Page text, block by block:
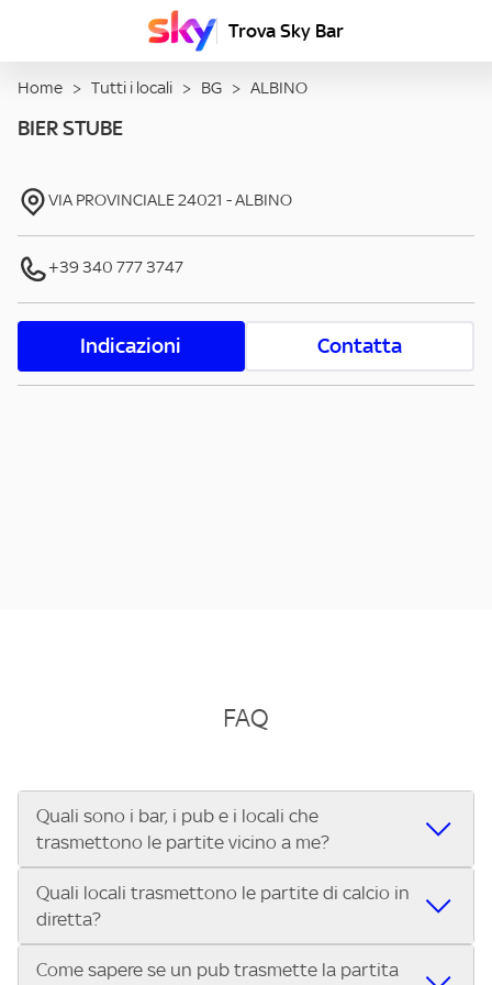
Trova Sky Bar
Home > Tutti i locali > BG > ALBINO
BIER STUBE
VIA PROVINCIALE24021 -ALBINO
+39 340 777 3747
Indicazioni Contatta
FAQ
Quali sono i bar, i pub e i locali che
trasmettono le partite vicino a me?
Se cerchi un bar, pub, ristorante o locale vicino a te per
vedere le partite di Serie A ENILIVE, la Serie C Sky Wifi, la
UEFA Champions League, la UEFA Europa League, la UEFA
Conference League, il Tennis, la Formula 1®, la MotoGP™ e
Quali locali trasmettono le partite di calcio in
diretta?
Vuoi sapere quali bar, pub o ristoranti mostrano le partite
Come sapere se un pub trasmette la partita